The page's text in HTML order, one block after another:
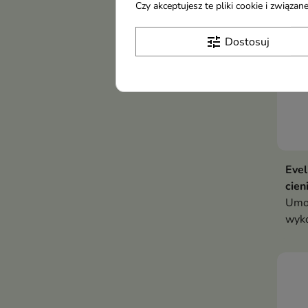
Czy akceptujesz te pliki cookie i
tune Dostosuj